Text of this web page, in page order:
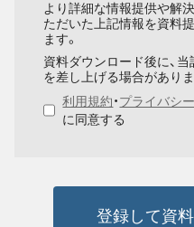
より詳細な情報提供や解
ただいた上記情報を資料
ます。
資料ダウンロード後に、
を差し上げる場合があり
利用規約・プライバシ
に同意する
登録して資